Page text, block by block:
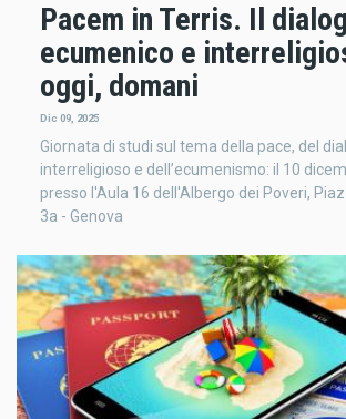
Pacem in Terris. Il
ecumenico e
oggi, domani
Dic 09, 2025
Giornata di studi sul tema della pace, del
interreligioso e dell’ecumenismo: il 10
presso l'Aula 16 dell'Albergo dei Poveri,
3a - Genova